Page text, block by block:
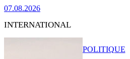
07.08.2026
INTERNATIONAL
POLITIQUE